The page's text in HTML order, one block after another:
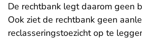
De rechtbank legt daarom geen
Ook ziet de rechtbank geen
reclasseringstoezicht op te